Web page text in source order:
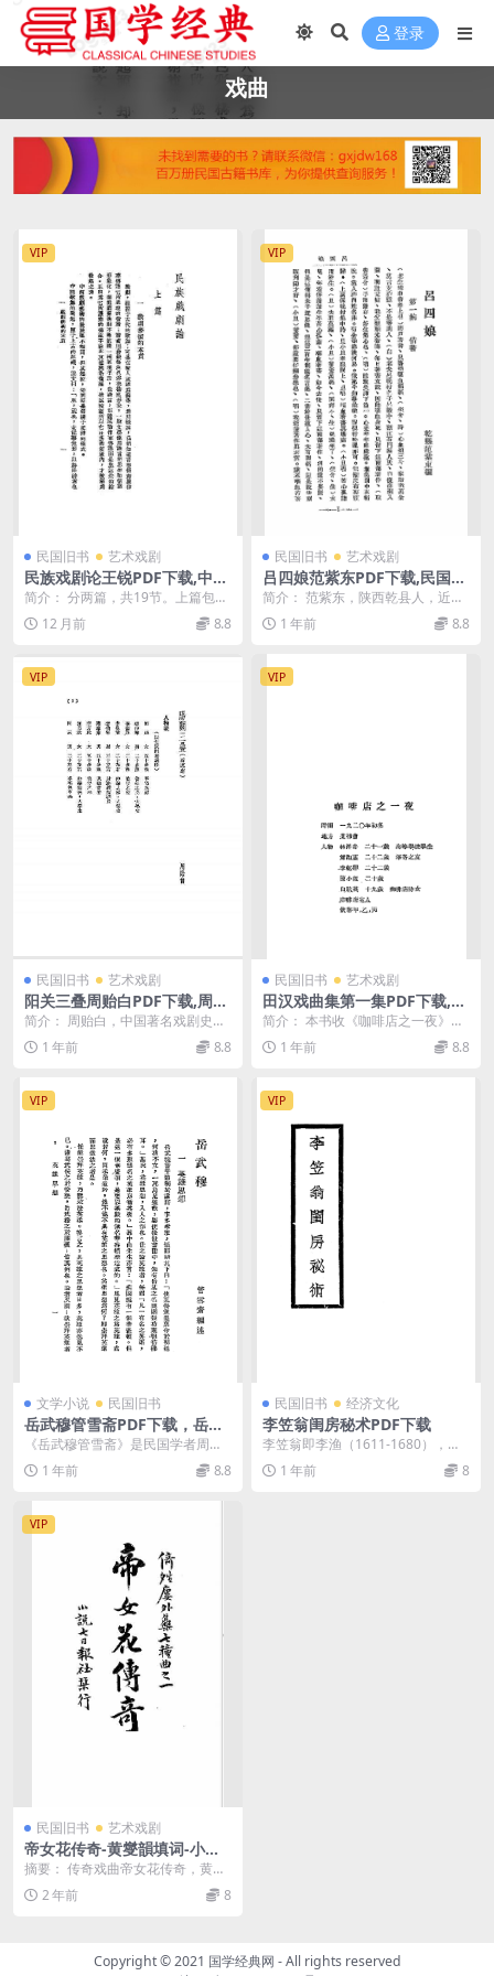
登录
戏曲
VIP
民国旧书 艺术戏剧
民族戏剧论王锐PDF下载,中国
民族戏剧研究
简介： 分两篇，共19节。上篇包括
戏剧艺术的本质、戏剧与民族、民
族戏剧的内容与形...
12 月前 8.8
VIP
民国旧书 艺术戏剧
吕四娘范紫东PDF下载,民国陕
西易俗社戏曲剧本,范紫东戏曲
简介： 范紫东，陕西乾县人，近代
著名剧作家、学者，西安易俗社创
始人之一。创作剧本...
1 年前 8.8
VIP
民国旧书 艺术戏剧
阳关三叠周贻白PDF下载,周贻
白著作集话剧剧本
简介： 周贻白，中国著名戏剧史
家、戏曲理论家，此书为民国世界
书局出版周贻白多幕剧...
1 年前 8.8
VIP
民国旧书 艺术戏剧
田汉戏曲集第一集PDF下载,田
汉戏曲著作集
简介： 本书收《咖啡店之一夜》、
《姊妹》、《年夜饭》、《梅
雨》、《战友》5个剧本...
1 年前 8.8
VIP
文学小说 民国旧书
岳武穆管雪斋PDF下载，岳武
穆年谱，何柱国序
《岳武穆管雪斋》是民国学者周明
泰（号管雪斋主人）研究岳飞事迹
的专著，1933年刊...
1 年前 8.8
VIP
民国旧书 经济文化
李笠翁闺房秘术PDF下载
李笠翁即李渔（1611-1680），明
末清初著名文学家、戏曲家，号笠
翁。他是《闲...
1 年前 8
VIP
民国旧书 艺术戏剧
帝女花传奇-黄燮韻填词-小说
七日报社
摘要： 传奇戏曲帝女花传奇，黄燮
韻填词，共20出，叙明末长平公主
事 截图： 服务...
2 年前 8
Copyright © 2021 国学经典网 - All rights reserved